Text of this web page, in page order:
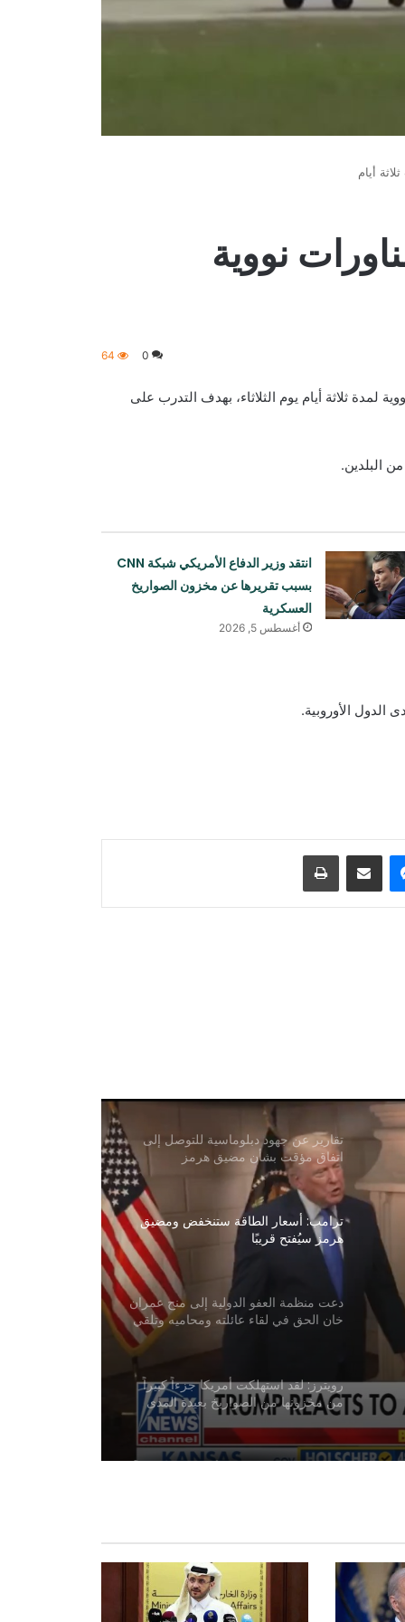
أيام
نووية
0
64
لمدة ثلاثة أيام يوم الثلاثاء، بهدف التدرب على
البلدين.
انتقد وزير الدفاع الأمريكي شبكة CNN
بسبب تقريرها عن مخزون الصواريخ
العسكرية
أغسطس 5, 2026
الأوروبية.
ماسنجر مشاركة عبر البريد طباعة
ماسك: نيورالينك تختبر شريحة لاستعادة
البصر على البشر
تقارير عن جهود دبلوماسية للتوصل إلى
اتفاق مؤقت بشأن مضيق هرمز
ترامب: أسعار الطاقة ستنخفض ومضيق
هرمز سيُفتح قريبًا
دعت منظمة العفو الدولية إلى منح عمران
خان الحق في لقاء عائلته ومحاميه وتلقي
رويترز: لقد استهلكت أمريكا جزءاً كبيراً
من مخزونها من الصواريخ بعيدة المدى
في الحرب مع إيران
برنامج الأغذية العالمي: أزمة سوء تغذية
الأطفال في أفغانستان تتفاقم